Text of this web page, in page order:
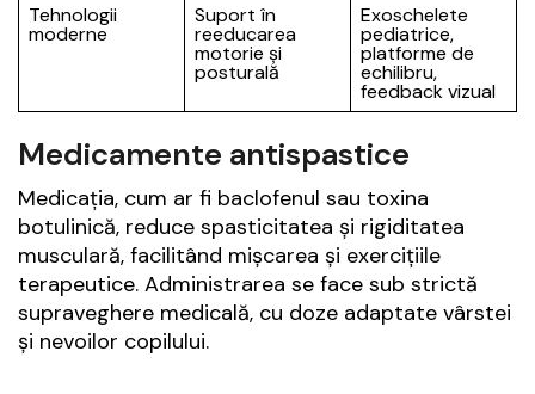
Tehnologii
moderne
Suport în
reeducarea
motorie și
posturală
Exoschelete
pediatrice,
platforme de
echilibru,
feedback vizual
Medicamente antispastice
Medicația, cum ar fi baclofenul sau toxina
botulinică, reduce spasticitatea și rigiditatea
musculară, facilitând mișcarea și exercițiile
terapeutice. Administrarea se face sub strictă
supraveghere medicală, cu doze adaptate vârstei
și nevoilor copilului.